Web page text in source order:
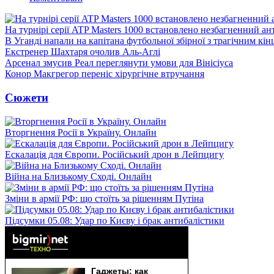
На турнірі серії ATP Masters 1000 встановлено незбагненний
В Уганді напали на капітана футбольної збірної з трагічним
Екстренер Шахтаря очолив Аль-Аглі
Арсенал змусив Реал переглянути умови для Вінісіуса
Конор Макгрегор переніс хірургічне втручання
Сюжети
Вторгнення Росії в Україну. Онлайн
Ескалація для Європи. Російський дрон в Лейпцигу
Війна на Близькому Сході. Онлайн
Зміни в армії РФ: що стоїть за рішенням Путіна
Підсумки 05.08: Удар по Києву і брак антибалістики